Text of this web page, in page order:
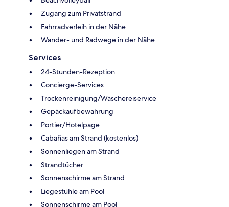
Zugang zum Privatstrand
Fahrradverleih in der Nähe
Wander- und Radwege in der Nähe
Services
24-Stunden-Rezeption
Concierge-Services
Trockenreinigung/Wäschereiservice
Gepäckaufbewahrung
Portier/Hotelpage
Cabañas am Strand (kostenlos)
Sonnenliegen am Strand
Strandtücher
Sonnenschirme am Strand
Liegestühle am Pool
Sonnenschirme am Pool